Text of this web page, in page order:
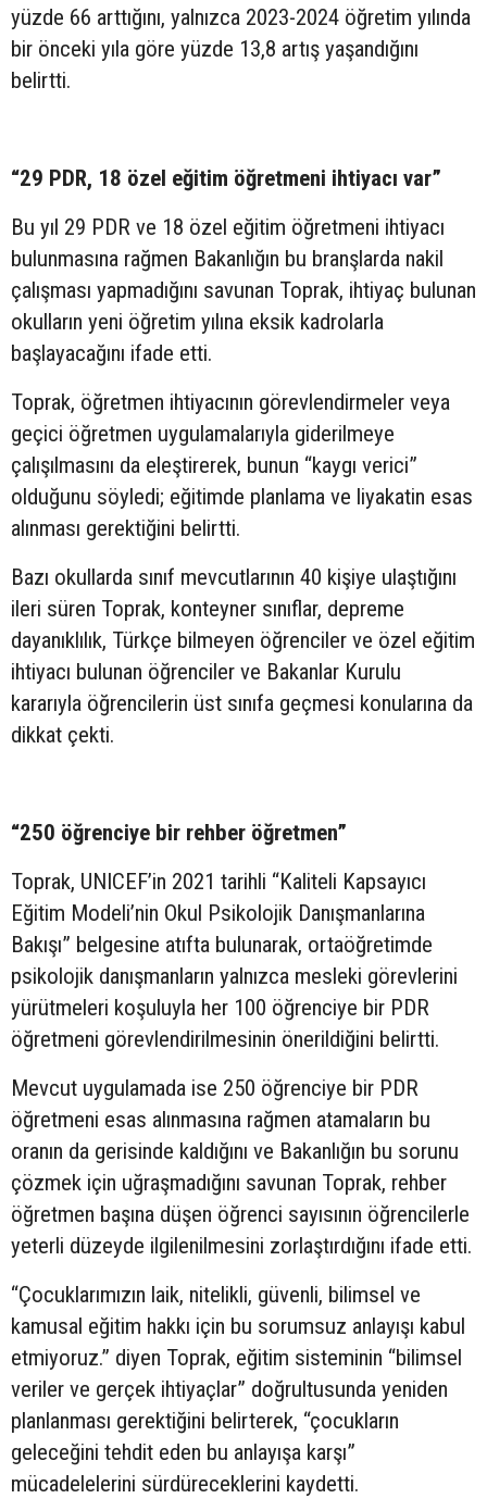
yüzde 66 arttığını, yalnızca 2023-2024 öğretim yılında
bir önceki yıla göre yüzde 13,8 artış yaşandığını
belirtti.
“29 PDR, 18 özel eğitim öğretmeni ihtiyacı var”
Bu yıl 29 PDR ve 18 özel eğitim öğretmeni ihtiyacı
bulunmasına rağmen Bakanlığın bu branşlarda nakil
çalışması yapmadığını savunan Toprak, ihtiyaç bulunan
okulların yeni öğretim yılına eksik kadrolarla
başlayacağını ifade etti.
Toprak, öğretmen ihtiyacının görevlendirmeler veya
geçici öğretmen uygulamalarıyla giderilmeye
çalışılmasını da eleştirerek, bunun “kaygı verici”
olduğunu söyledi; eğitimde planlama ve liyakatin esas
alınması gerektiğini belirtti.
Bazı okullarda sınıf mevcutlarının 40 kişiye ulaştığını
ileri süren Toprak, konteyner sınıflar, depreme
dayanıklılık, Türkçe bilmeyen öğrenciler ve özel eğitim
ihtiyacı bulunan öğrenciler ve Bakanlar Kurulu
kararıyla öğrencilerin üst sınıfa geçmesi konularına da
dikkat çekti.
“250 öğrenciye bir rehber öğretmen”
Toprak, UNICEF’in 2021 tarihli “Kaliteli Kapsayıcı
Eğitim Modeli’nin Okul Psikolojik Danışmanlarına
Bakışı” belgesine atıfta bulunarak, ortaöğretimde
psikolojik danışmanların yalnızca mesleki görevlerini
yürütmeleri koşuluyla her 100 öğrenciye bir PDR
öğretmeni görevlendirilmesinin önerildiğini belirtti.
Mevcut uygulamada ise 250 öğrenciye bir PDR
öğretmeni esas alınmasına rağmen atamaların bu
oranın da gerisinde kaldığını ve Bakanlığın bu sorunu
çözmek için uğraşmadığını savunan Toprak, rehber
öğretmen başına düşen öğrenci sayısının öğrencilerle
yeterli düzeyde ilgilenilmesini zorlaştırdığını ifade etti.
“Çocuklarımızın laik, nitelikli, güvenli, bilimsel ve
kamusal eğitim hakkı için bu sorumsuz anlayışı kabul
etmiyoruz.” diyen Toprak, eğitim sisteminin “bilimsel
veriler ve gerçek ihtiyaçlar” doğrultusunda yeniden
planlanması gerektiğini belirterek, “çocukların
geleceğini tehdit eden bu anlayışa karşı”
mücadelelerini sürdüreceklerini kaydetti.